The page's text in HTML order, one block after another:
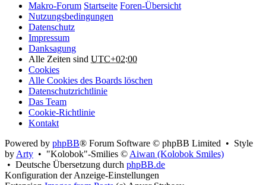
Makro-Forum Startseite Foren-Übersicht
Nutzungsbedingungen
Datenschutz
Impressum
Danksagung
Alle Zeiten sind UTC+02:00
Cookies
Alle Cookies des Boards löschen
Datenschutzrichtlinie
Das Team
Cookie-Richtlinie
Kontakt
Powered by phpBB® Forum Software © phpBB Limited • Style
by Arty • "Kolobok"-Smilies © Aiwan (Kolobok Smiles)
• Deutsche Übersetzung durch phpBB.de
Konfiguration der Anzeige-Einstellungen